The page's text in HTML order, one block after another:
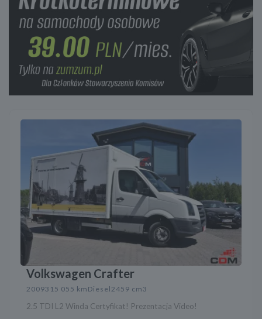
Volkswagen Crafter
2009315 055 km Diesel2459 cm3
2.5 TDI L2 Winda Certyfikat! Prezentacja Video!